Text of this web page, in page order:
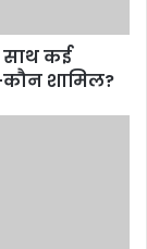
कई
शामिल?